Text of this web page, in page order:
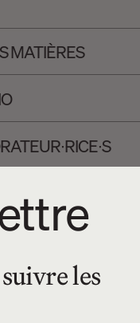
MATIÈRES
les